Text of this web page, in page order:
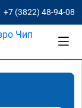
+7 (3822) 48-94-08